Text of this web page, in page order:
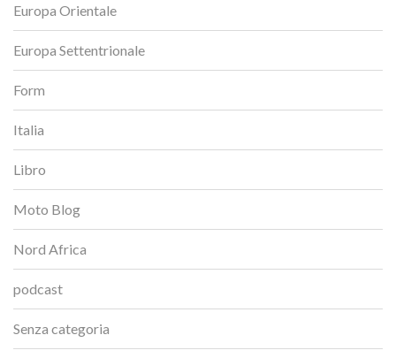
Europa Orientale
Europa Settentrionale
Form
Italia
Libro
Moto Blog
Nord Africa
podcast
Senza categoria